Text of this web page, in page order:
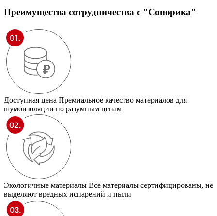
Преимущества сотрудничества с "Сонорика"
Доступная цена Премиальное качество материалов для
шумоизоляции по разумным ценам
Экологичные материалы Все материалы сертифицированы, не
выделяют вредных испарений и пыли